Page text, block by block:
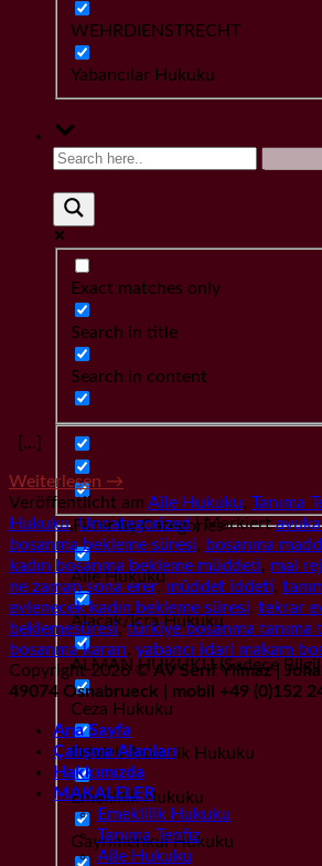
WEHRDIENSTRECHT
Yabancılar Hukuku
Exact matches only
Search in title
Search in content
Filter by Categories
Aile Hukuku
Alacak/İcra Hukuku
ALMAN HUKUKU (Sadece
Ceza Hukuku
Dövizli Askerlik Hukuku
Emeklilik Hukuku
Gayrımenkul Hukuku
[…]
Weiterlesen →
Veröffentlicht am Aile Hukuku, Tanıma
Hukuku,Uncategorized |Markiert
bosanma bekleme süresi, bosanma
kadın bosanma bekleme müddeti, mal
ne zaman sona erer,müddet iddeti,
evlenecek kadın bekleme süresi, tekrar
beklemesüresi,türkiye bosanma tanıma
bosanma kararı, yabancı idari makam
Copyright 2026 ©AV Serif Yilmaz |
49074 Osnabrueck | mobil +49 (0)152
Ana Sayfa
Çalışma Alanları
Hakkımızda
MAKALELER
Emeklilik Hukuku
Tanıma Tenfiz
Aile Hukuku